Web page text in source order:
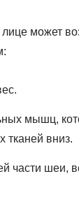
может
мышц,
тканей вниз.
части шеи,